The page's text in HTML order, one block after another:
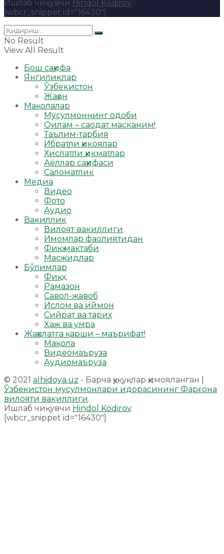
Ишлаб чиқувчи Hindol Kodirov.
[wbcr_snippet id="16430"]
No Result
View All Result
Бош саҳифа
Янгиликлар
Ўзбекистон
Жаҳон
Мақолалар
Мусулмоннинг одоби
Оилам – саодат масканим!
Таълим-тарбия
Ибратли ҳикоялар
Хислатли ҳикматлар
Аёллар саҳифаси
Саломатлик
Медиа
Видео
Фото
Аудио
Вакиллик
Вилоят вакиллиги
Имомлар фаолиятидан
Фиқҳ мактаби
Масжидлар
Бўлимлар
Фиқҳ
Рамазон
Савол-жавоб
Ислом ва иймон
Сийрат ва тарих
Ҳаж ва умра
Жаҳолатга қарши – маърифат!
Мақола
Видеомаъруза
Аудиомаъруза
© 2021 alhidoya.uz - Барча ҳуқуқлар ҳимояланган |
Ўзбекистон мусулмонлари идорасининг Фарғона
вилояти вакиллиги.
Ишлаб чиқувчи Hindol Kodirov.
[wbcr_snippet id="16430"]